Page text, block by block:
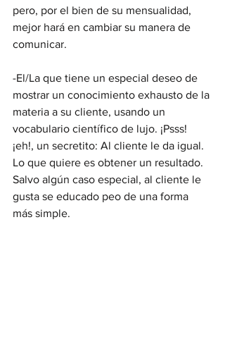
pero, por el bien de su mensualidad,
mejor hará en cambiar su manera de
comunicar.
-El/La que tiene un especial deseo de
mostrar un conocimiento exhausto de la
materia a su cliente, usando un
vocabulario científico de lujo. ¡Psss!
¡eh!, un secretito: Al cliente le da igual.
Lo que quiere es obtener un resultado.
Salvo algún caso especial, al cliente le
gusta se educado peo de una forma
más simple.